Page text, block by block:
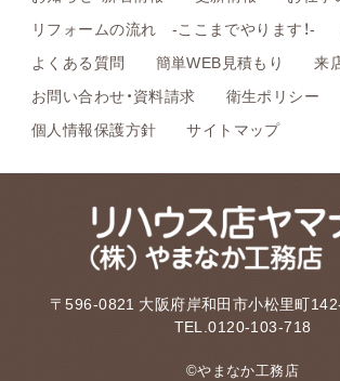
リフォームの流れ -ここまでやります！-
よくある質問
簡単WEB見積もり
来
お問い合わせ・資料請求
衛生ポリシー
個人情報保護方針
サイトマップ
〒596-0821 大阪府岸和田市小松里町
TEL.0120-103-718
©やまなか工務店